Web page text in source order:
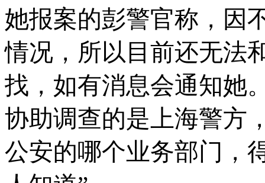
她报案的彭警官称，因
情况，所以目前还无法
找，如有消息会通知她
协助调查的是上海警方
公安的哪个业务部门，